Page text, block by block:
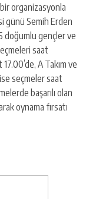
organizasyonla
günü Semih Erden
doğumlu gençler ve
saat
A Takım ve
seçmeler saat
başarılı olan
oynama fırsatı